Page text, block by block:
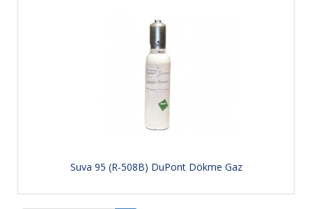
Suva 95 (R-508B) DuPont Dökme Gaz